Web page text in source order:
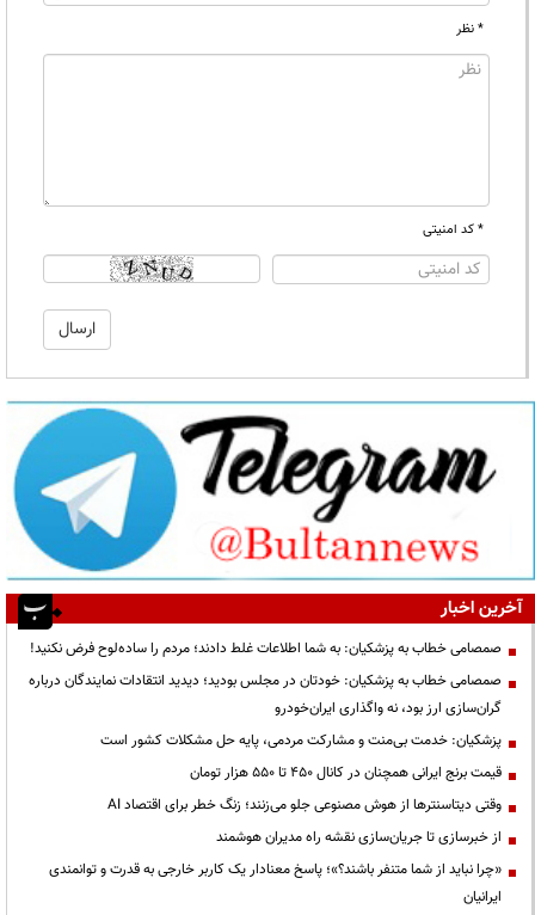
* نظر
* کد امنیتی
آخرین اخبار
صمصامی خطاب به پزشکیان: به شما اطلاعات غلط دادند؛ مردم را ساده‌لوح فرض نکنید!
صمصامی خطاب به پزشکیان: خودتان در مجلس بودید؛ دیدید انتقادات نمایندگان درباره
گران‌سازی ارز بود، نه واگذاری ایران‌خودرو
پزشکیان: خدمت بی‌منت و مشارکت مردمی، پایه حل مشکلات کشور است
قیمت‌ برنج ایرانی همچنان در کانال ۴۵۰ تا ۵۵۰ هزار تومان
وقتی دیتاسنترها از هوش مصنوعی جلو می‌زنند؛ زنگ خطر برای اقتصاد AI
از خبرسازی تا جریان‌سازی نقشه راه مدیران هوشمند
«چرا نباید از شما متنفر باشند؟»؛ پاسخ معنادار یک کاربر خارجی به قدرت و توانمندی
ایرانیان